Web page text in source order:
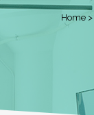
Home >